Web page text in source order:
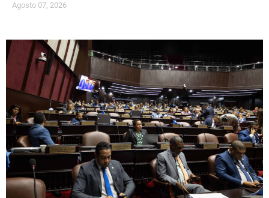
Agosto 07, 2026